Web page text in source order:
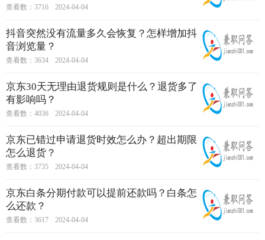
查看数：3716 2024-04-04
抖音突然没有流量多久会恢复？怎样增加抖
音浏览量？
查看数：3634 2024-04-04
京东30天无理由退货规则是什么？退货多了
有影响吗？
查看数：4036 2024-04-04
京东已错过申请退货时效怎么办？超出期限
怎么退货？
查看数：3735 2024-04-04
京东白条分期付款可以提前还款吗？白条怎
么还款？
查看数：3617 2024-04-04